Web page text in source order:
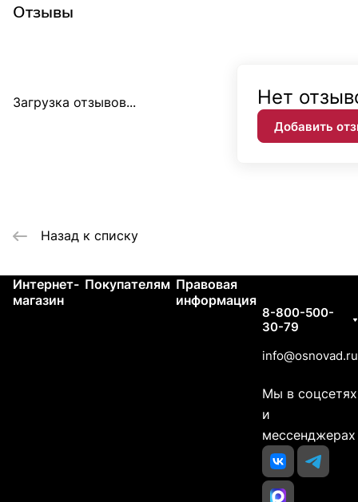
Отзывы
Загрузка отзывов... Нет
Добавить
Назад к списку
Интернет-
магазин
Покупателям Правовая
информация
8-800-500-
30-79
info@osnovad.ru
Мы в соцсетях
и
мессенджерах